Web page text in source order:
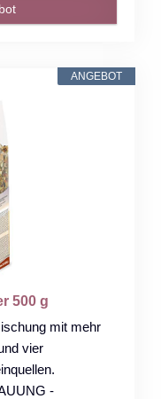
ANGEBOT
500 g
mit mehr
vier
-